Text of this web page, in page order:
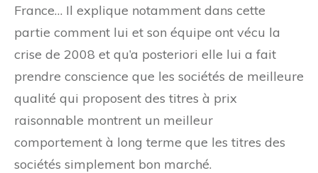
France… Il explique notamment dans cette
partie comment lui et son équipe ont vécu la
crise de 2008 et qu’a posteriori elle lui a fait
prendre conscience que les sociétés de meilleure
qualité qui proposent des titres à prix
raisonnable montrent un meilleur
comportement à long terme que les titres des
sociétés simplement bon marché.